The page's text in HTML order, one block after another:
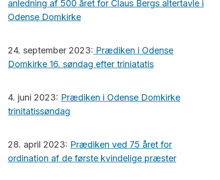
anledning af 500 året for Claus Bergs altertavle i
Odense Domkirke
24. september 2023: Prædiken i Odense
Domkirke 16. søndag efter triniatatis
4. juni 2023: Prædiken i Odense Domkirke
trinitatissøndag
28. april 2023: Prædiken ved 75 året for
ordination af de første kvindelige præster